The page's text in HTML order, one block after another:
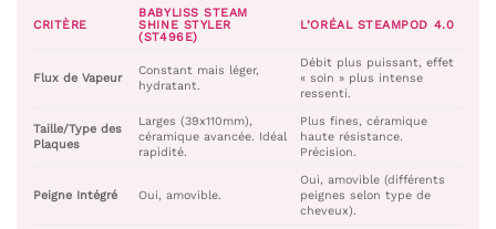
CRITÈRE
BABYLISS STEAM
SHINE STYLER
(ST496E)
L’ORÉAL STEAMPOD 4.0
Flux de Vapeur
Constant mais léger,
hydratant.
Débit plus puissant, effet
« soin » plus intense
ressenti.
Taille/Type des
Plaques
Larges (39x110mm),
céramique avancée. Idéal
rapidité.
Plus fines, céramique
haute résistance.
Précision.
Peigne Intégré Oui, amovible.
Oui, amovible (différents
peignes selon type de
cheveux).